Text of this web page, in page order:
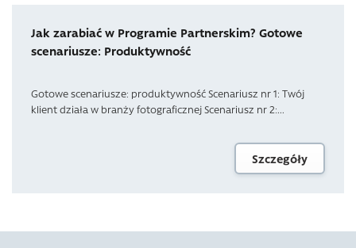
Jak zarabiać w Programie Partnerskim? Gotowe
scenariusze: Produktywność
Gotowe scenariusze: produktywność Scenariusz nr 1: Twój
klient działa w branży fotograficznej Scenariusz nr 2:...
Szczegóły